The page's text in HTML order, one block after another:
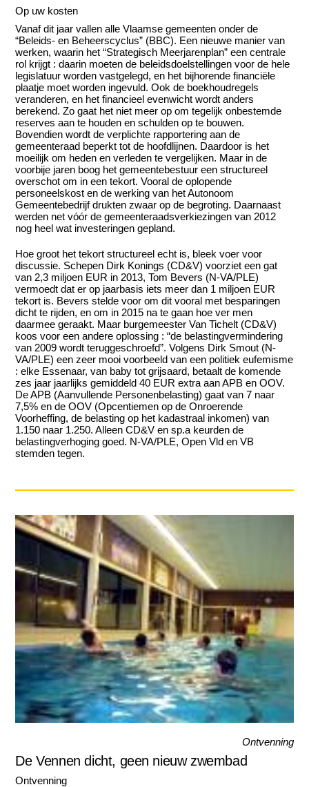
Op uw kosten
Vanaf dit jaar vallen alle Vlaamse gemeenten onder de
“Beleids- en Beheerscyclus” (BBC). Een nieuwe manier van
werken, waarin het “Strategisch Meerjarenplan” een centrale
rol krijgt : daarin moeten de beleidsdoelstellingen voor de hele
legislatuur worden vastgelegd, en het bijhorende financiële
plaatje moet worden ingevuld. Ook de boekhoudregels
veranderen, en het financieel evenwicht wordt anders
berekend. Zo gaat het niet meer op om tegelijk onbestemde
reserves aan te houden en schulden op te bouwen.
Bovendien wordt de verplichte rapportering aan de
gemeenteraad beperkt tot de hoofdlijnen. Daardoor is het
moeilijk om heden en verleden te vergelijken. Maar in de
voorbije jaren boog het gemeentebestuur een structureel
overschot om in een tekort. Vooral de oplopende
personeelskost en de werking van het Autonoom
Gemeentebedrijf drukten zwaar op de begroting. Daarnaast
werden net vóór de gemeenteraadsverkiezingen van 2012
nog heel wat investeringen gepland.
Hoe groot het tekort structureel echt is, bleek voer voor
discussie. Schepen Dirk Konings (CD&V) voorziet een gat
van 2,3 miljoen EUR in 2013, Tom Bevers (N-VA/PLE)
vermoedt dat er op jaarbasis iets meer dan 1 miljoen EUR
tekort is. Bevers stelde voor om dit vooral met besparingen
dicht te rijden, en om in 2015 na te gaan hoe ver men
daarmee geraakt. Maar burgemeester Van Tichelt (CD&V)
koos voor een andere oplossing : “de belastingvermindering
van 2009 wordt teruggeschroefd”. Volgens Dirk Smout (N-
VA/PLE) een zeer mooi voorbeeld van een politiek eufemisme
: elke Essenaar, van baby tot grijsaard, betaalt de komende
zes jaar jaarlijks gemiddeld 40 EUR extra aan APB en OOV.
De APB (Aanvullende Personenbelasting) gaat van 7 naar
7,5% en de OOV (Opcentiemen op de Onroerende
Voorheffing, de belasting op het kadastraal inkomen) van
1.150 naar 1.250. Alleen CD&V en sp.a keurden de
belastingverhoging goed. N-VA/PLE, Open Vld en VB
stemden tegen.
Ontvenning
De Vennen dicht, geen nieuw zwembad
Ontvenning